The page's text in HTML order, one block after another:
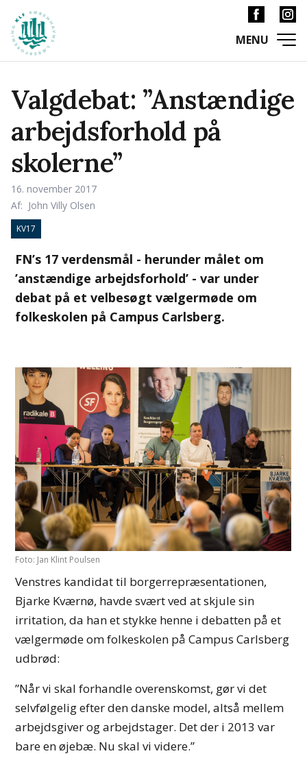
Valgdebat: ”Anstændige
arbejdsforhold på
skolerne”
16. november 2017
Af: John Villy Olsen
KV17
FN’s 17 verdensmål - herunder målet om
’anstændige arbejdsforhold’ - var under
debat på et velbesøgt vælgermøde om
folkeskolen på Campus Carlsberg.
Foto: Jan Klint Poulsen
Venstres kandidat til borgerrepræsentationen,
Bjarke Kværnø, havde svært ved at skjule sin
irritation, da han et stykke henne i debatten på et
vælgermøde om folkeskolen på Campus Carlsberg
udbrød:
”Når vi skal forhandle overenskomst, gør vi det
selvfølgelig efter den danske model, altså mellem
arbejdsgiver og arbejdstager. Det der i 2013 var
bare en øjebæ. Nu skal vi videre.”